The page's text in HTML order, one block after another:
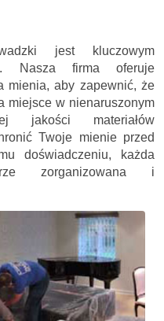
jest kluczowym
Nasza firma oferuje
mienia, aby zapewnić, że
miejsce w nienaruszonym
jakości materiałów
Twoje mienie przed
doświadczeniu, każda
zorganizowana i